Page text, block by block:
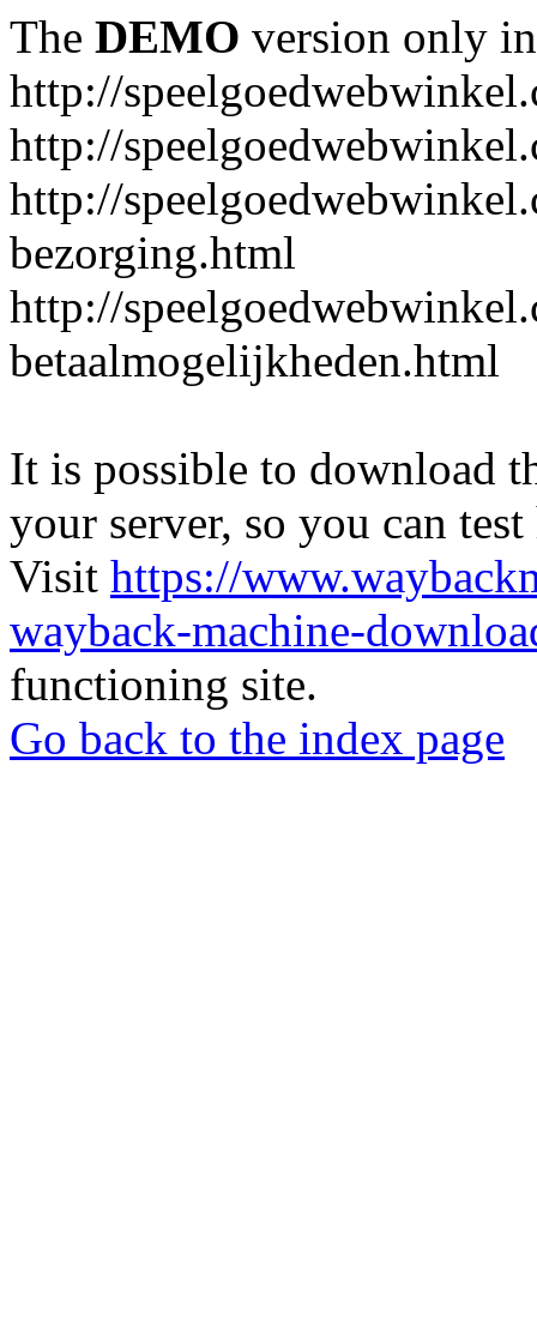
The DEMO version only
http://
http://
http://
bezorging.html
http://
betaalmogelijkheden.html
It is possible to download
your server, so you can
Visit https://
wayback-machine-
functioning site.
Go back to the index page